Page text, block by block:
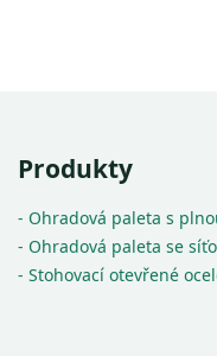
Produkty
- Ohradová paleta s
- Ohradová paleta se
- Stohovací otevřené